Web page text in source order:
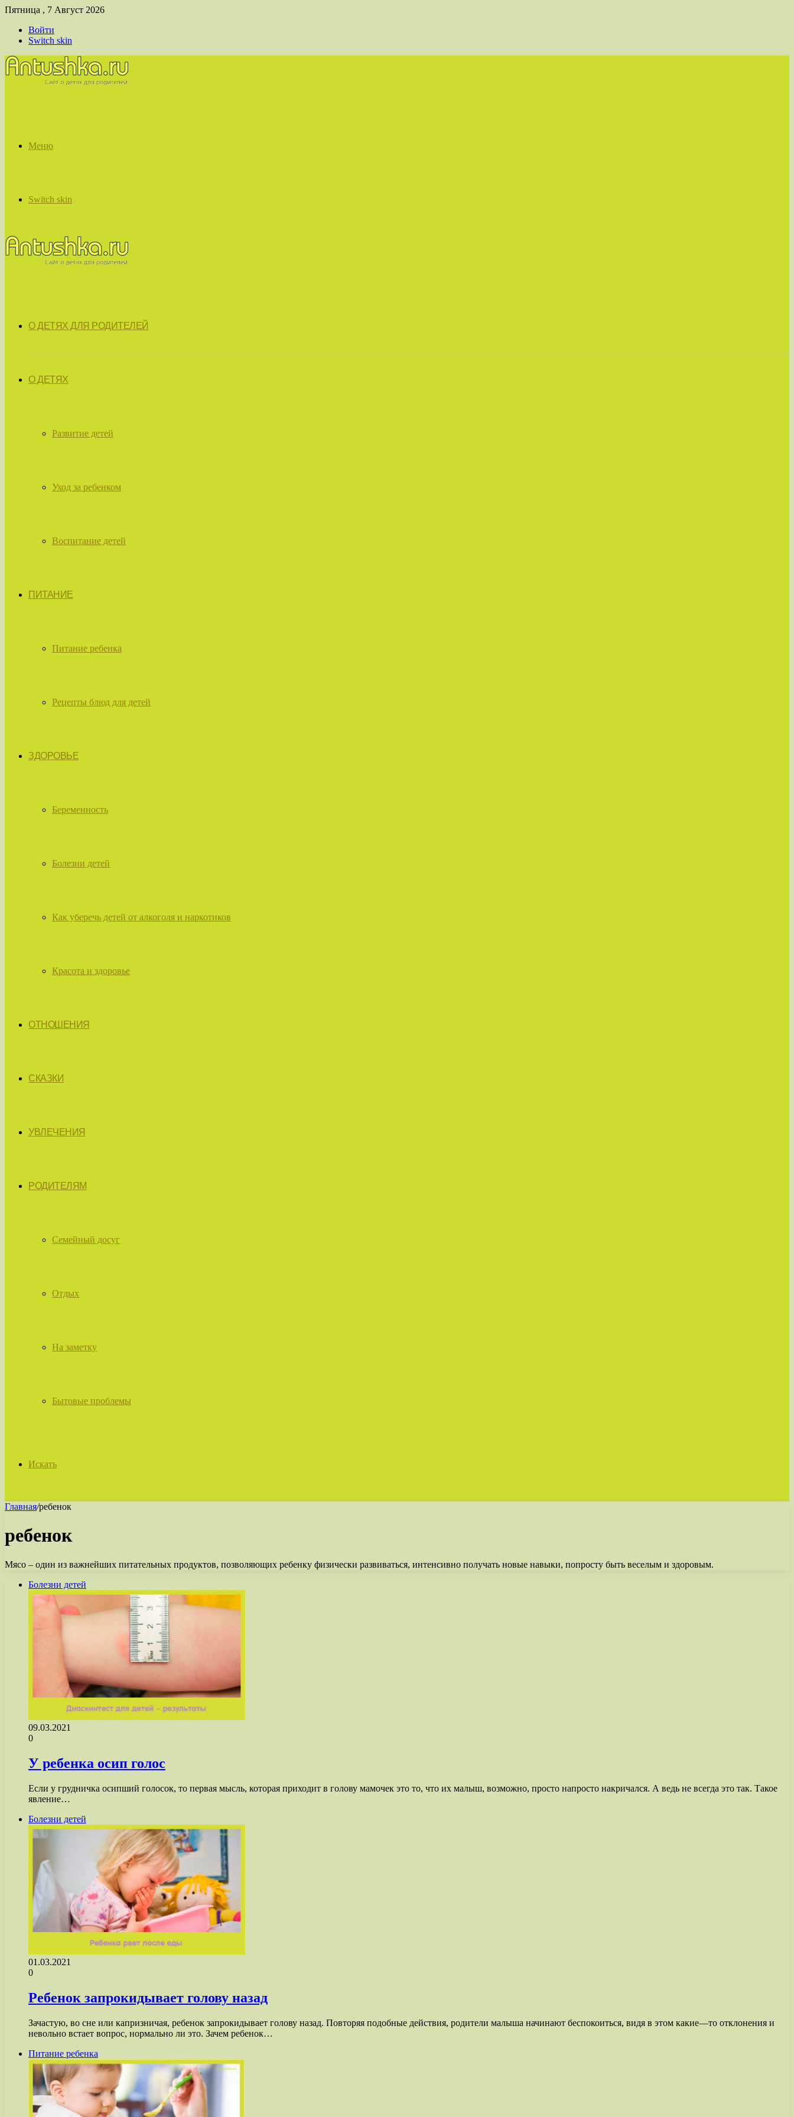
Пятница , 7 Август 2026
Войти
Switch skin
Меню
Switch skin
О ДЕТЯХ ДЛЯ РОДИТЕЛЕЙ
О ДЕТЯХ
Развитие детей
Уход за ребенком
Воспитание детей
ПИТАНИЕ
Питание ребенка
Рецепты блюд для детей
ЗДОРОВЬЕ
Беременность
Болезни детей
Как уберечь детей от алкоголя и наркотиков
Красота и здоровье
ОТНОШЕНИЯ
СКАЗКИ
УВЛЕЧЕНИЯ
РОДИТЕЛЯМ
Семейный досуг
Отдых
На заметку
Бытовые проблемы
Искать
Главная/ребенок
ребенок
Мясо – один из важнейших питательных продуктов, позволяющих ребенку физически развиваться, интенсивно получать новые навыки, попросту быть веселым и здоровым.
Болезни детей
09.03.2021
0
У ребенка осип голос
Если у грудничка осипший голосок, то первая мысль, которая приходит в голову мамочек это то, что их малыш, возможно, просто напросто накричался. А ведь не всегда это так. Такое
явление…
Болезни детей
01.03.2021
0
Ребенок запрокидывает голову назад
Зачастую, во сне или капризничая, ребенок запрокидывает голову назад. Повторяя подобные действия, родители малыша начинают беспокоиться, видя в этом какие—то отклонения и
невольно встает вопрос, нормально ли это. Зачем ребенок…
Питание ребенка